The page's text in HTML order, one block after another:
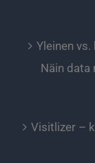
Yleinen
Näin data
Visitlizer –